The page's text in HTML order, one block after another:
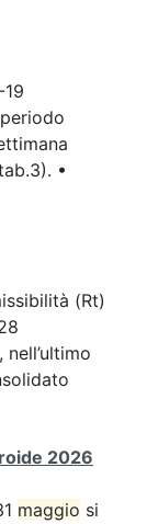
•
(Rt)
2026
maggio si